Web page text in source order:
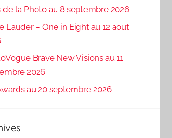
de la Photo au 8 septembre 2026
Lauder – One in Eight au 12 aout
Brave New Visions au 11
2026
au 20 septembre 2026